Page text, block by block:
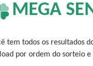
MEGA
tem todos os resultados
por ordem do sorteio e